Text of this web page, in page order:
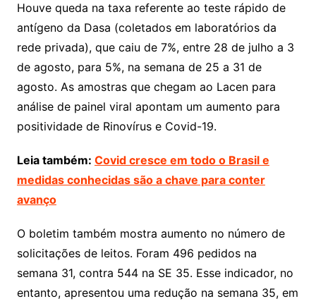
Houve queda na taxa referente ao teste rápido de
antígeno da Dasa (coletados em laboratórios da
rede privada), que caiu de 7%, entre 28 de julho a 3
de agosto, para 5%, na semana de 25 a 31 de
agosto. As amostras que chegam ao Lacen para
análise de painel viral apontam um aumento para
positividade de Rinovírus e Covid-19.
Leia também: Covid cresce em todo o Brasil e
medidas conhecidas são a chave para conter
avanço
O boletim também mostra aumento no número de
solicitações de leitos. Foram 496 pedidos na
semana 31, contra 544 na SE 35. Esse indicador, no
entanto, apresentou uma redução na semana 35, em